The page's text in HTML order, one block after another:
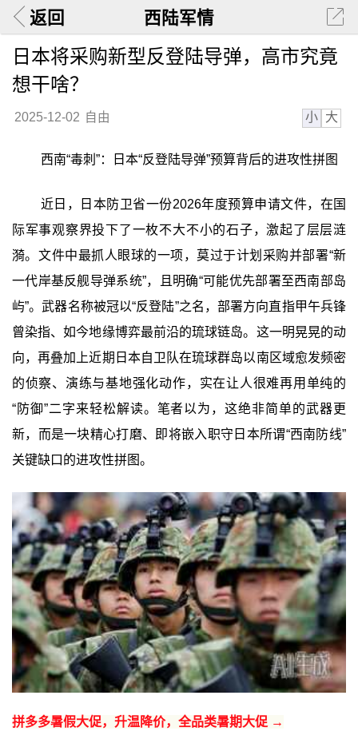
返回 西陆军情
日本将采购新型反登陆导弹，高市究竟
想干啥？
2025-12-02 自由 小 大
西南“毒刺”：日本“反登陆导弹”预算背后的进攻性拼图
近日，日本防卫省一份2026年度预算申请文件，在国
际军事观察界投下了一枚不大不小的石子，激起了层层涟
漪。文件中最抓人眼球的一项，莫过于计划采购并部署“新
一代岸基反舰导弹系统”，且明确“可能优先部署至西南部岛
屿”。武器名称被冠以“反登陆”之名，部署方向直指甲午兵锋
曾染指、如今地缘博弈最前沿的琉球链岛。这一明晃晃的动
向，再叠加上近期日本自卫队在琉球群岛以南区域愈发频密
的侦察、演练与基地强化动作，实在让人很难再用单纯的
“防御”二字来轻松解读。笔者以为，这绝非简单的武器更
新，而是一块精心打磨、即将嵌入职守日本所谓“西南防线”
关键缺口的进攻性拼图。
拼多多暑假大促，升温降价，全品类暑期大促 →